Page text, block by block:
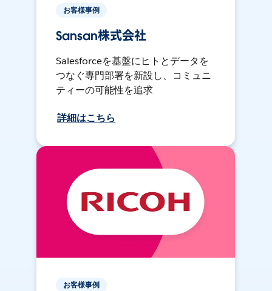
お客様事例
Sansan株式会社
Salesforceを基盤にヒトとデータを
つなぐ専門部署を新設し、コミュニ
ティーの可能性を追求
詳細はこちら
お客様事例